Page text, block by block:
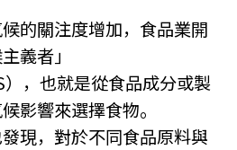
的關注度增加，食品業開
義者」
），也就是從食品成分或製
影響來選擇食物。
現，對於不同食品原料與